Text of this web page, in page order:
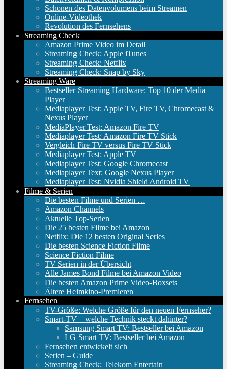
Schonen des Datenvolumens beim Streamen
Online-Videothek
Revolution des Fernsehens
Streaming Check
Amazon Prime Video im Detail
Streaming Check: Apple iTunes
Streaming Check: Netflix
Streaming Check: Snap by Sky
Streaming Ware
Bestseller Streaming Hardware: Top 10 der Media
Player
Mediaplayer Test: Apple TV, Fire TV, Chromecast &
Nexus Player
MediaPlayer Test: Amazon Fire TV
Mediaplayer Test: Amazon Fire TV Stick
Vergleich Fire TV versus Fire TV Stick
Mediaplayer Test: Apple TV
Mediaplayer Test: Google Chromecast
Mediaplayer Text: Google Nexus Player
Mediaplayer Test: Nvidia Shield Android TV
Filme & Serien
Die besten Filme und Serien …
Amazon Channels
Aktuelle Top-Serien
Die 25 besten Filme bei Amazon
Netflix: Die 12 besten Original Series
Die besten Science Fiction Filme
Science Fiction Filme
TV Serien in der Übersicht
Alle James Bond Filme bei Amazon Video
Die besten Amazon Prime Video-Boxsets
Ältere Heimkino-Premieren
Fernsehen
TV-Größe: Welche Größe für den neuen Fernseher?
Smart-TV – welche Technik steckt dahinter?
Samsung Smart TV: Bestseller bei Amazon
LG Smart TV: Bestseller bei Amazon
Fernsehen entwickelt sich
Serien – Guide
Streaming Check: Telekom Entertain